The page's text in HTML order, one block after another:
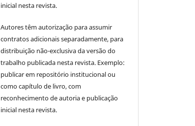
inicial nesta revista.
Autores têm autorização para assumir
contratos adicionais separadamente, para
distribuição não-exclusiva da versão do
trabalho publicada nesta revista. Exemplo:
publicar em repositório institucional ou
como capítulo de livro, com
reconhecimento de autoria e publicação
inicial nesta revista.